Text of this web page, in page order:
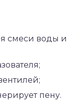
смеси воды и
пену.